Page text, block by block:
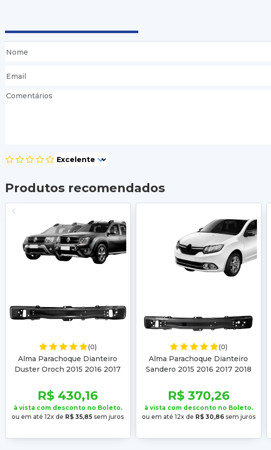
Produtos recomendados
(0)
Alma Parachoque Dianteiro
Duster Oroch 2015 2016 2017
2016 2017 2018
R$ 430,16
à vista com desconto no Boleto.
ou em até 12x de R$ 35,85 sem juros
(0)
Alma Parachoque Dianteiro
Sandero 2015 2016 2017 2018
2017 2018 2019
R$ 370,26
à vista com desconto no Boleto.
ou em até 12x de R$ 30,86sem juros